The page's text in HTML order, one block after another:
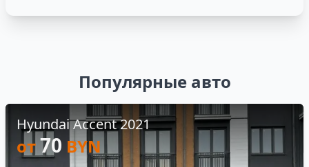
Популярные авто
Hyundai Accent 2021
от70 BYN